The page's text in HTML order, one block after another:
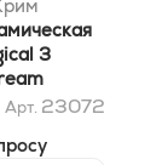
3
Арт. 23072